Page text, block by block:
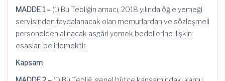
MADDE 1 – (1) Bu Tebliğin amacı, 2018 yılında öğle yemeği
servisinden faydalanacak olan memurlardan ve sözleşmeli
personelden alınacak asgâri yemek bedellerine ilişkin
esasları belirlemektir.
Kapsam